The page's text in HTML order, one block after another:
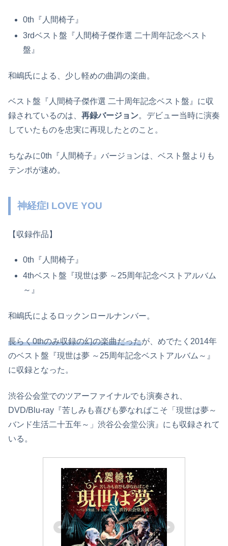
0th『人間椅子』
3rdベスト盤『人間椅子傑作選 二十周年記念ベスト
盤』
和嶋氏による、少し軽めの曲調の楽曲。
ベスト盤『人間椅子傑作選 二十周年記念ベスト盤』に収
録されているのは、 再録バージョン。デビュー当時に演奏
していたものを忠実に再現したとのこと。
ちなみに0th『人間椅子』バージョンは、ベスト盤よりも
テンポが速め。
神経症I LOVE YOU
【収録作品】
0th『人間椅子』
4thベスト盤『現世は夢 ～25周年記念ベストアルバム
～』
和嶋氏によるロックンロールナンバー。
長らく0thのみ収録の幻の楽曲だったが、めでたく2014年
のベスト盤『現世は夢 ～25周年記念ベストアルバム～』
に収録となった。
渋谷公会堂でのツアーファイナルでも演奏され、
DVD/Blu-ray『苦しみも喜びも夢なればこそ「現世は夢～
バンド生活二十五年～」渋谷公会堂公演』にも収録されて
いる。